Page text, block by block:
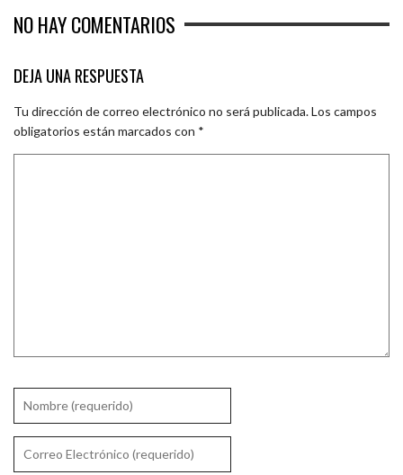
NO HAY COMENTARIOS
DEJA UNA RESPUESTA
Tu dirección de correo electrónico no será publicada.Los campos
obligatorios están marcados con *